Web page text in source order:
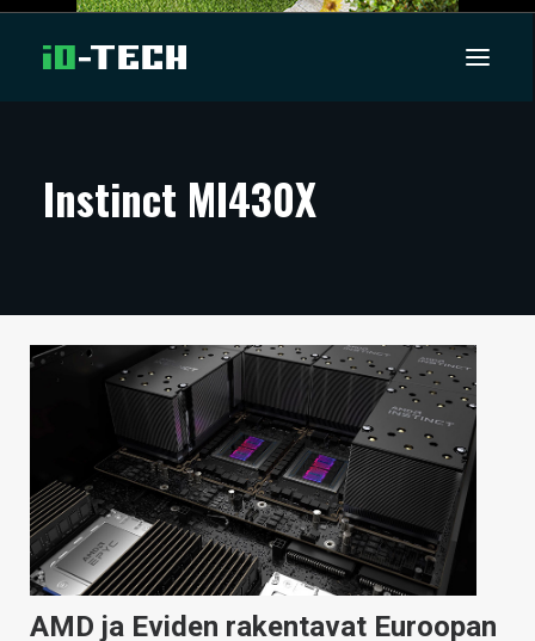
ARTIKKELIT
TECHBBS
TIETOA
VAIHDA TEEMA
Instinct MI430X
AMD ja Eviden rakentavat Euroopan